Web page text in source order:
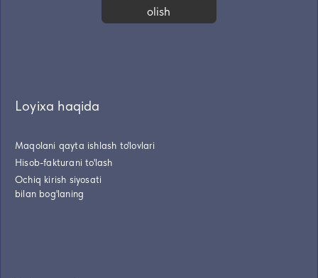
olish
Loyixa haqida
Maqolani qayta ishlash to'lovlari
Hisob-fakturani to'lash
Ochiq kirish siyosati
bilan bog'laning